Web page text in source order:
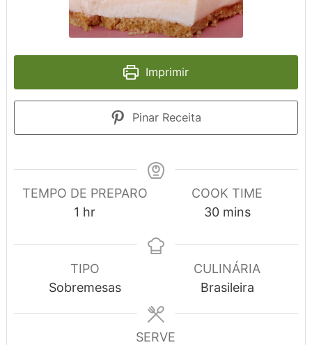
Imprimir
Pinar Receita
TEMPO DE PREPARO
1 hour
hr
COOK TIME
30minutes
mins
TIPO
Sobremesas
CULINÁRIA
Brasileira
SERVE